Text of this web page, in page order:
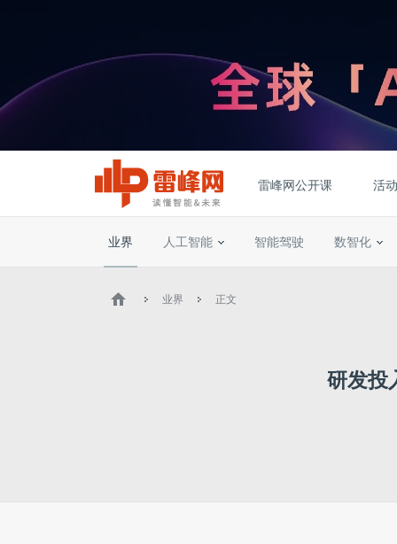
雷峰网公开课 活
业界 人工智能 智能驾驶 数智化
业界 正文
研发投